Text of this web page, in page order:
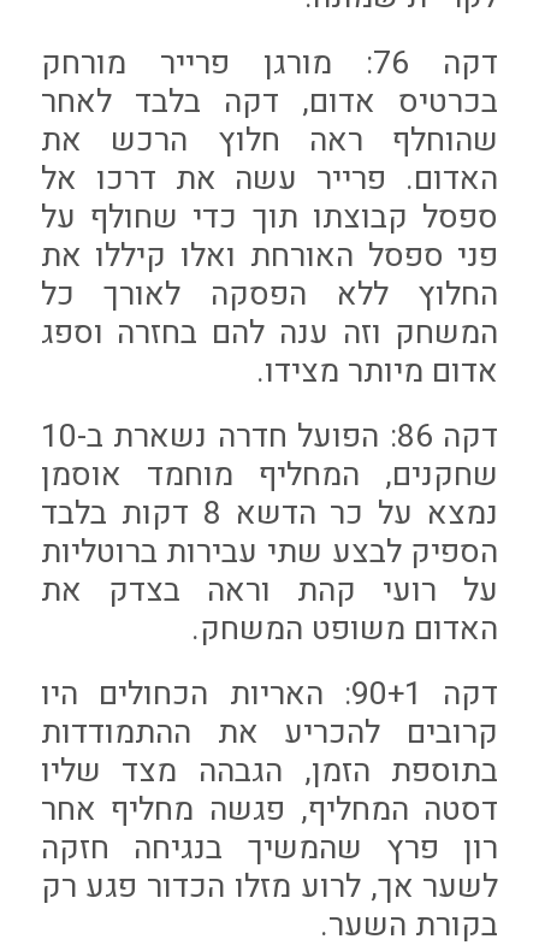
דקה 76: מורגן פרייר מורחק
בכרטיס אדום, דקה בלבד לאחר
שהוחלף ראה חלוץ הרכש את
האדום. פרייר עשה את דרכו אל
ספסל קבוצתו תוך כדי שחולף על
פני ספסל האורחת ואלו קיללו את
החלוץ ללא הפסקה לאורך כל
המשחק וזה ענה להם בחזרה וספג
אדום מיותר מצידו.
דקה 86: הפועל חדרה נשארת ב-10
שחקנים, המחליף מוחמד אוסמן
נמצא על כר הדשא 8 דקות בלבד
הספיק לבצע שתי עבירות ברוטליות
על רועי קהת וראה בצדק את
האדום משופט המשחק.
דקה 90+1: האריות הכחולים היו
קרובים להכריע את ההתמודדות
בתוספת הזמן, הגבהה מצד שליו
דסטה המחליף, פגשה מחליף אחר
רון פרץ שהמשיך בנגיחה חזקה
לשער אך, לרוע מזלו הכדור פגע רק
בקורת השער.